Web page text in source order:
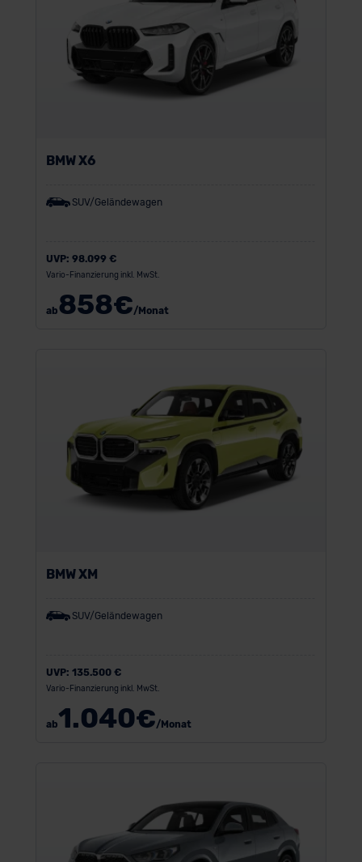
BMW X6
SUV/Geländewagen
UVP: 98.099 €
Vario-Finanzierung inkl. MwSt.
ab858€/Monat
BMW XM
SUV/Geländewagen
UVP: 135.500 €
Vario-Finanzierung inkl. MwSt.
ab1.040€/Monat